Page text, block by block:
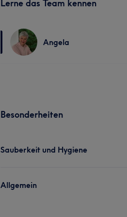
Lerne das Team kennen
Angela
Besonderheiten
Sauberkeit und Hygiene
Allgemein